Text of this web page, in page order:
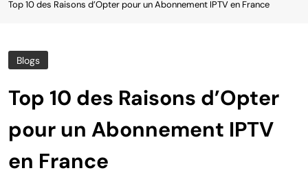
Top 10 des Raisons d’Opter pour un Abonnement IPTV en France
Blogs
Top 10 des Raisons d’Opter
pour un Abonnement IPTV
en France